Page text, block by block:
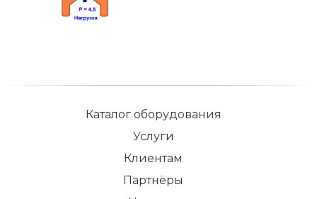
Каталог оборудования
Услуги
Клиентам
Партнёры